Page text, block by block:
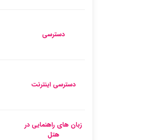
دسترسی
دسترسی اینترنت
زبان های راهنمایی در
هتل